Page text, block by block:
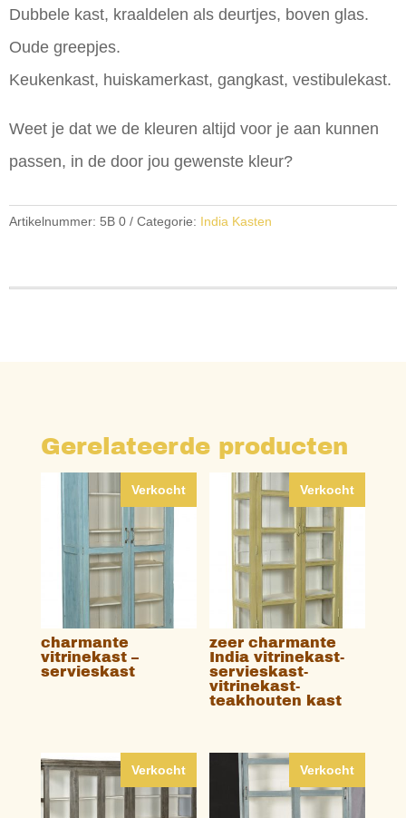
Dubbele kast, kraaldelen als deurtjes, boven glas.
Oude greepjes.
Keukenkast, huiskamerkast, gangkast, vestibulekast.
Weet je dat we de kleuren altijd voor je aan kunnen
passen, in de door jou gewenste kleur?
Artikelnummer: 5B 0 Categorie: India Kasten
Gerelateerde producten
Verkocht
charmante
vitrinekast –
servieskast
Verkocht
zeer charmante
India vitrinekast-
servieskast-
vitrinekast-
teakhouten kast
Verkocht Verkocht